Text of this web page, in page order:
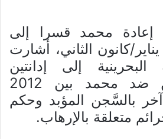
إعادة محمد قسرا إلى
البحرين في 24 يناير/كانون الثاني، أشارت
البحرينية إلى إدانتين
أخريين غيابيّتَين ضد محمد بين 2012
آخر بالسَّجن المؤبد وحكم
متعلقة بالإرهاب.